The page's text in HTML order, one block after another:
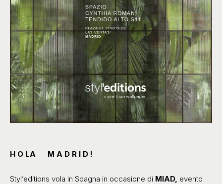
H O LA M A D R I D !
Styl’editions vola in Spagna in occasione di MIAD, evento